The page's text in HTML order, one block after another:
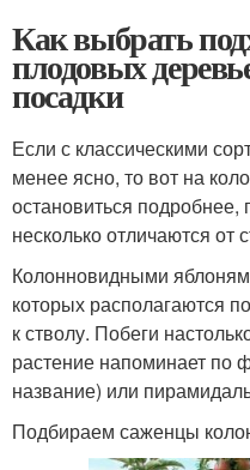
Как выбрать
плодовых
посадки
Если с классическими
менее ясно, то вот на
остановиться подробнее,
несколько отличаются от
Колонновидными
которых располагаются
к стволу. Побеги
растение напоминает по
название) или
Подбираем саженцы